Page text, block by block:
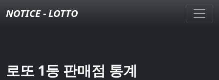
NOTICE - LOTTO
로또 1등 판매점 통계